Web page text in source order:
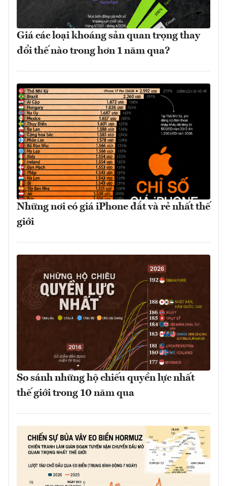
Giá các loại khoáng sản quan trọng thay
đổi thế nào trong hơn 1 năm qua?
Những nơi có giá iPhone đắt và rẻ nhất thế
giới
So sánh những hộ chiếu quyền lực nhất
thế giới trong 10 năm qua